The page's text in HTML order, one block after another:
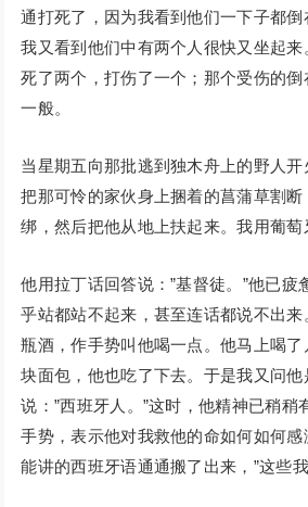
通打死了，因为我看到他们一下子都倒
我又看到他们中有两个人很快又坐起
死了两个，打伤了一个；那个受伤的倒
一般。
当星期五向那批逃到独木舟上的野人开
把那可怜的家伙身上捆着的菖蒲草割断
绑，然后把他从地上扶起来。我用葡萄
他用拉丁话回答说：”基督徒。”他已疲
乎站都站不起来，甚至连话都说不出
瓶酒，作手势叫他喝一点。他马上喝
块面包，他也吃了下去。于是我又问
说：”西班牙人。”这时，他精神已稍稍
手势，表示他对我救他的命如何如何感
能讲的西班牙语通通搬了出来，”这些